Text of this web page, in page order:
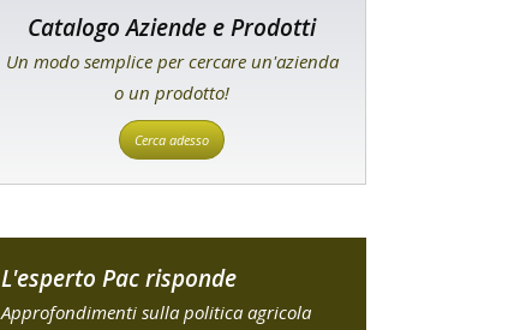
Catalogo Aziende e Prodotti
Un modo semplice per cercare un'azienda
o un prodotto!
Cerca adesso
L'esperto Pac risponde
Approfondimenti sulla politica agricola